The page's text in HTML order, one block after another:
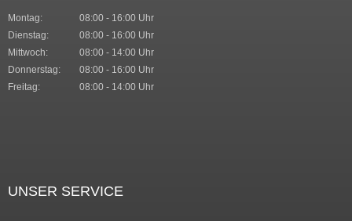
Montag:
08:00 - 16:00 Uhr
Dienstag:
08:00 - 16:00 Uhr
Mittwoch:
08:00 - 14:00 Uhr
Donnerstag:
08:00 - 16:00 Uhr
Freitag:
08:00 - 14:00 Uhr
UNSER SERVICE